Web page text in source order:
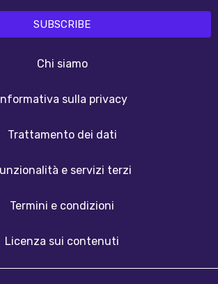
Chi siamo
sulla privacy
Trattamento dei dati
e servizi terzi
Termini e condizioni
Licenza sui contenuti